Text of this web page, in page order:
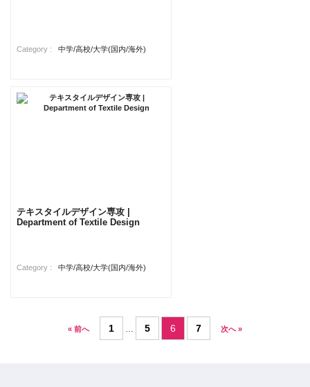
Category : 中学/高校/大学(国内/海外)
テキスタイルデザイン専攻 |
Department of Textile Design
Category : 中学/高校/大学(国内/海外)
« 前へ 1 … 5 6 7 次へ »